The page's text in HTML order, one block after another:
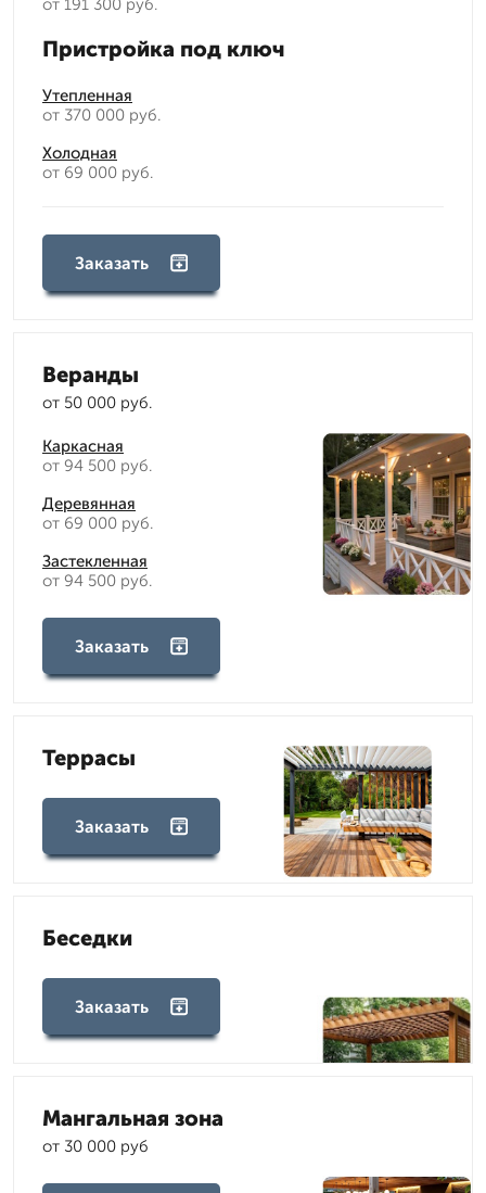
от 191 300 руб.
Пристройка под ключ
Утепленная
от 370 000 руб.
Холодная
от 69 000 руб.
Заказать
Веранды
от 50 000 руб.
Каркасная
от 94 500 руб.
Деревянная
от 69 000 руб.
Застекленная
от 94 500 руб.
Заказать
Террасы
Заказать
Беседки
Заказать
Мангальная зона
от 30 000 руб